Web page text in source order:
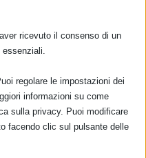
E
GRATUITO
ricevuto il consenso di un
essenziali.
regolare le impostazioni dei
informazioni su come
sulla privacy. Puoi modificare
facendo clic sul pulsante delle